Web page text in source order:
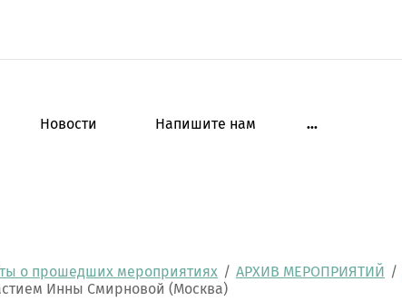
Новости Напишите нам ...
о прошедших мероприятиях / АРХИВ МЕРОПРИЯТИЙ /
Инны Смирновой (Москва)